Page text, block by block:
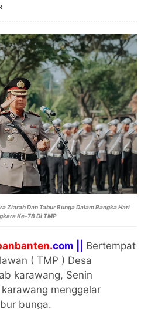
Ziarah Dan Tabur Bunga Dalam Rangka Hari
Ke-78 Di TMP
com ||
Bertempat
( TMP ) Desa
karawang, Senin
menggelar
bunga.